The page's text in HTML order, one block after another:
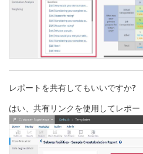
レポートを共有してもいいですか?
はい、共有リンクを使用してレポー